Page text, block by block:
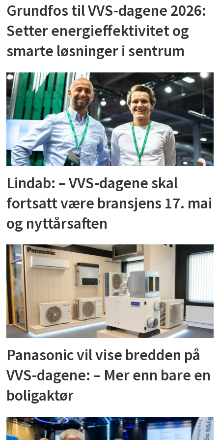
Grundfos til VVS-dagene 2026:
Setter energieffektivitet og
smarte løsninger i sentrum
Lindab: – VVS-dagene skal
fortsatt være bransjens 17. mai
og nyttårsaften
Panasonic vil vise bredden på
VVS-dagene: – Mer enn bare en
boligaktør